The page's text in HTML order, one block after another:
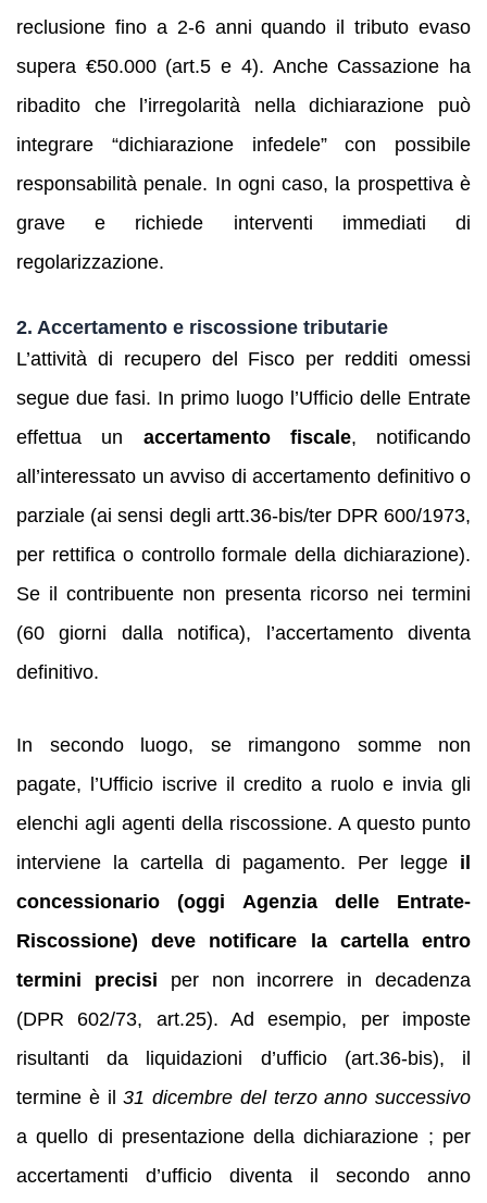
reclusione fino a 2-6 anni quando il tributo evaso
supera €50.000 (art.5 e 4). Anche Cassazione ha
ribadito che l’irregolarità nella dichiarazione può
integrare “dichiarazione infedele” con possibile
responsabilità penale. In ogni caso, la prospettiva è
grave e richiede interventi immediati di
regolarizzazione.
2. Accertamento e riscossione tributarie
L’attività di recupero del Fisco per redditi omessi
segue due fasi. In primo luogo l’Ufficio delle Entrate
effettua un accertamento fiscale, notificando
all’interessato un avviso di accertamento definitivo o
parziale (ai sensi degli artt.36-bis/ter DPR 600/1973,
per rettifica o controllo formale della dichiarazione).
Se il contribuente non presenta ricorso nei termini
(60 giorni dalla notifica), l’accertamento diventa
definitivo.
In secondo luogo, se rimangono somme non
pagate, l’Ufficio iscrive il credito a ruolo e invia gli
elenchi agli agenti della riscossione. A questo punto
interviene la cartella di pagamento. Per legge il
concessionario (oggi Agenzia delle Entrate-
Riscossione) deve notificare la cartella entro
termini precisi per non incorrere in decadenza
(DPR 602/73, art.25). Ad esempio, per imposte
risultanti da liquidazioni d’ufficio (art.36-bis), il
termine è il31 dicembre del terzo anno successivo
a quello di presentazione della dichiarazione ; per
accertamenti d’ufficio diventa il secondo anno